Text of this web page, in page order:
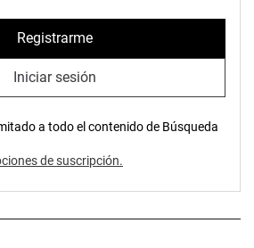
Registrarme
Iniciar sesión
a todo el contenido de Búsqueda
de suscripción.